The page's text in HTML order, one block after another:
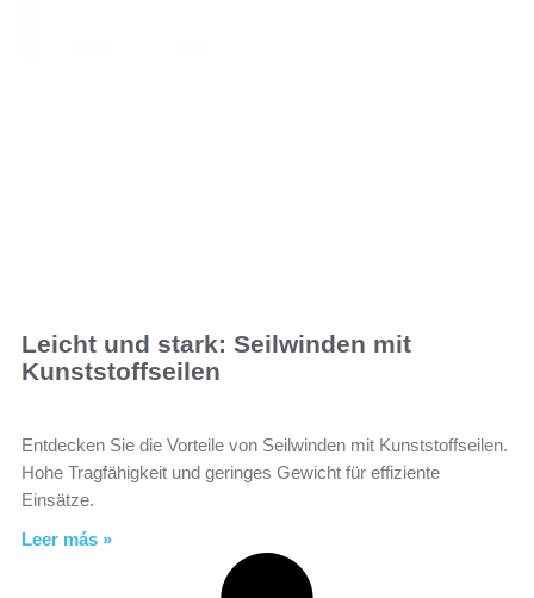
Leicht und stark: Seilwinden mit
Kunststoffseilen
Entdecken Sie die Vorteile von Seilwinden mit Kunststoffseilen.
Hohe Tragfähigkeit und geringes Gewicht für effiziente
Einsätze.
Leer más »